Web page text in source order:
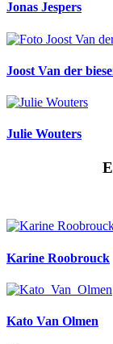
Jonas Jespers
Joost Van der
Julie Wouters
Karine Roobrouck
Kato Van Olmen